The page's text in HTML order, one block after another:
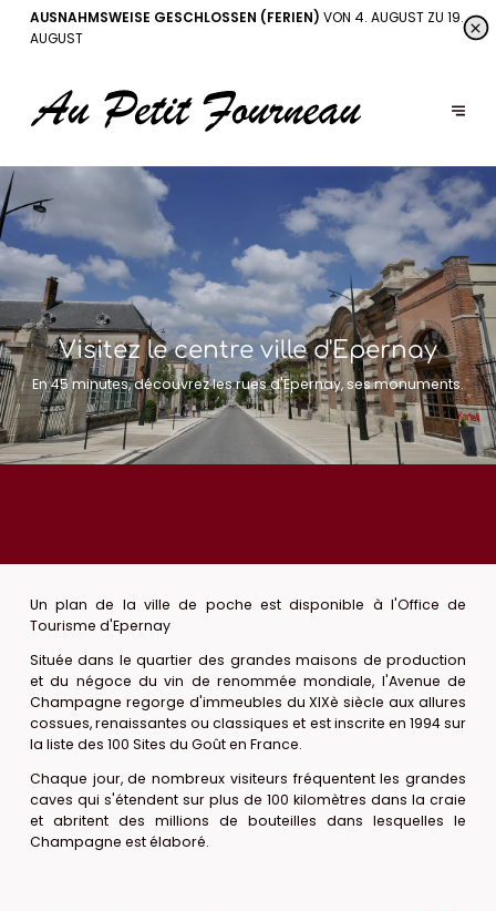
AUSNAHMSWEISE GESCHLOSSEN (FERIEN) VON 4. AUGUST ZU 19.
AUGUST
Visitez le centre ville d'Epernay
En 45 minutes, découvrez les rues d'Epernay, ses monuments.
Un plan de la ville de poche est disponible à l'Office de
Tourisme d'Epernay
Située dans le quartier des grandes maisons de production
et du négoce du vin de renommée mondiale, l'Avenue de
Champagne regorge d'immeubles du XIXè siècle aux allures
cossues, renaissantes ou classiques et est inscrite en 1994 sur
la liste des 100 Sites du Goût en France.
Chaque jour, de nombreux visiteurs fréquentent les grandes
caves qui s'étendent sur plus de 100 kilomètres dans la craie
et abritent des millions de bouteilles dans lesquelles le
Champagne est élaboré.